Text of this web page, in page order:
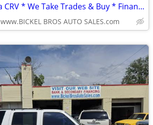
💥💥 2008 Honda CRV * We Take Trades & Buy * Financing Available ***
www.BICKEL BROS AUTO SALES.com